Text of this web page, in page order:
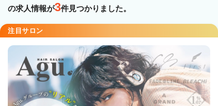
業務委託・フリーランス 紹介・派遣
詳細条件
の求人情報が3件見つかりました。
注目サロン